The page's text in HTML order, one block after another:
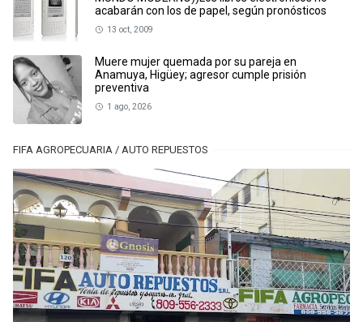
acabarán con los de papel, según pronósticos
13 oct, 2009
Muere mujer quemada por su pareja en
Anamuya, Higüey; agresor cumple prisión
preventiva
1 ago, 2026
FIFA AGROPECUARIA / AUTO REPUESTOS